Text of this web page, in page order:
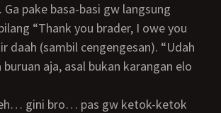
pake basa-basi gw langsung
“Thank you brader, I owe you
(sambil cengengesan). “Udah
aja, asal bukan karangan elo